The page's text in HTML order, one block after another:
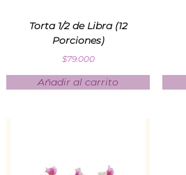
Torta 1/2 de Libra (12
Porciones)
$79.000
Añadir al carrito